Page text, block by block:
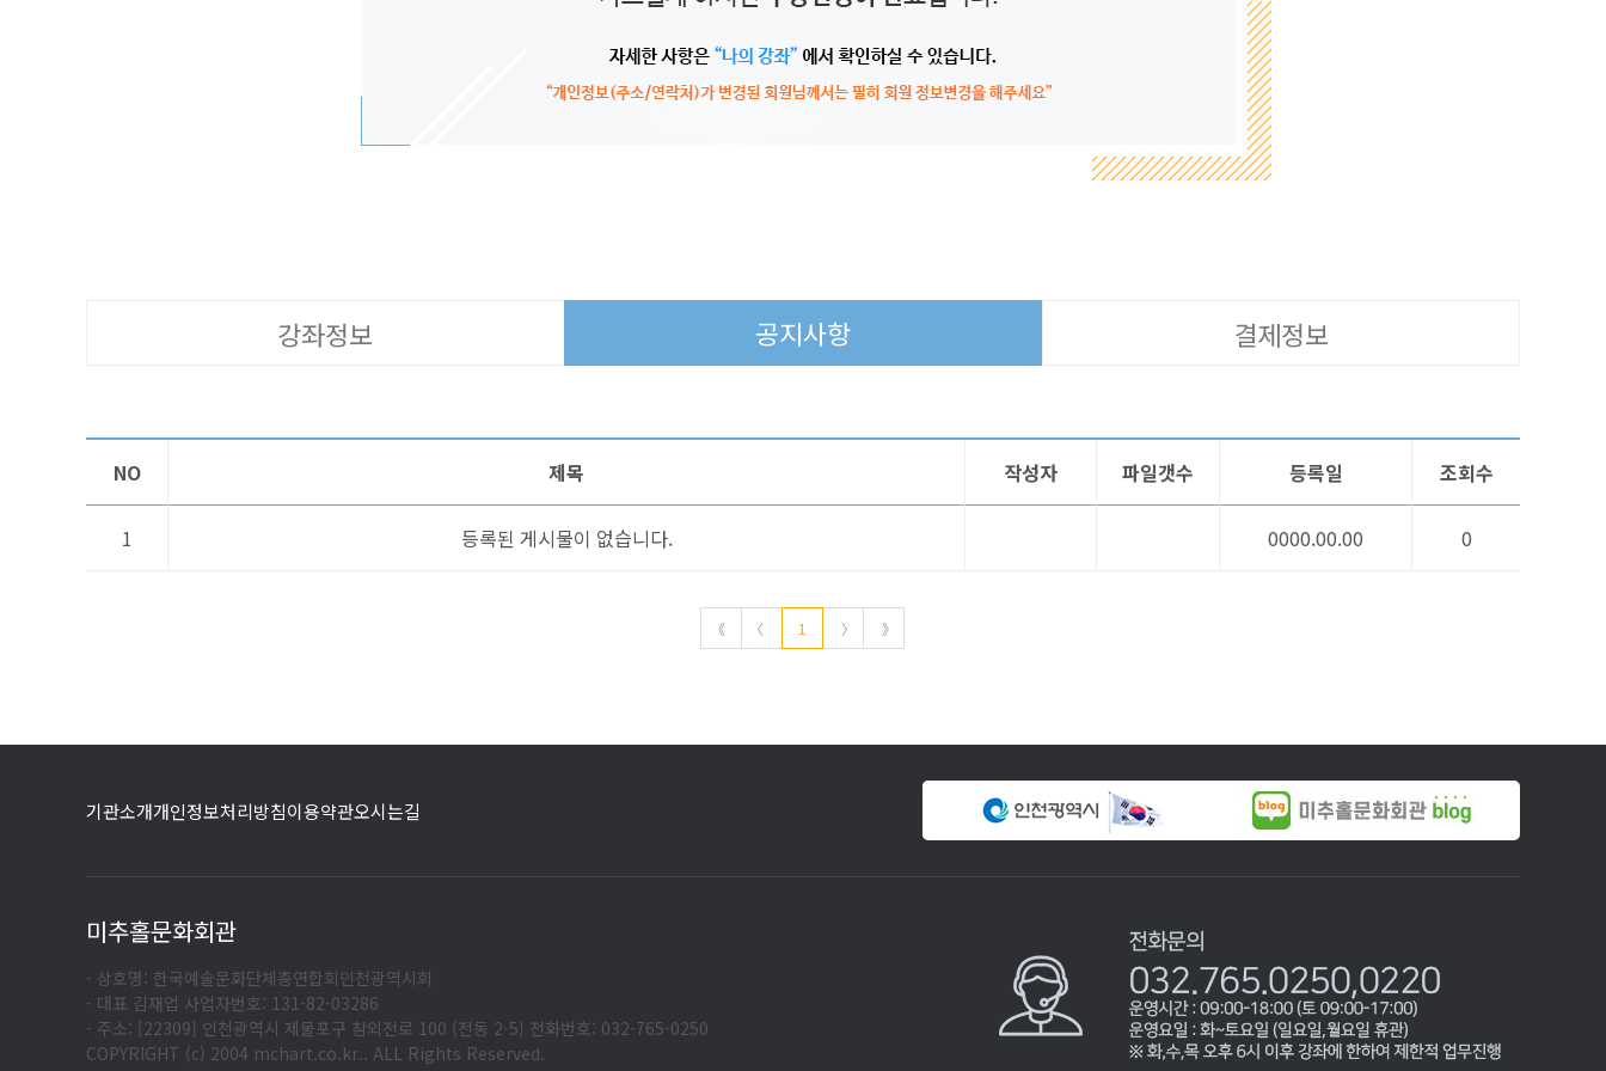
강좌정보 공지사항 결제정보
NO 제목 작성자 파일갯수 등록일 조회수
1 등록된 게시물이 없습니다. 0000.00.00 0
《 〈 1 〉 》
기관소개개인정보처리방침이용약관오시는길
미추홀문화회관
- 상호명: 한국예술문화단체총연합회인천광역시회
- 대표 김재업 사업자번호: 131-82-03286
- 주소: [22309] 인천광역시 제물포구 참외전로 100 (전동 2-5) 전화번호: 032-765-0250
COPYRIGHT (c) 2004 mchart.co.kr.. ALL Rights Reserved.